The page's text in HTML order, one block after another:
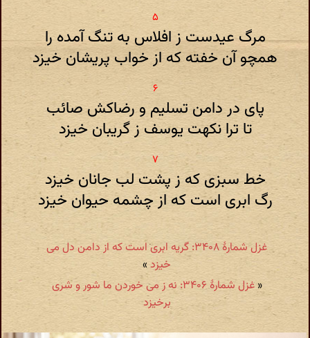
مرگ عیدست ز افلاس به تنگ آمده را
همچو آن خفته که از خواب پریشان خیزد
پای در دامن تسلیم و رضاکش صائب
تا ترا نکهت یوسف ز گریبان خیزد
خط سبزی که ز پشت لب جانان خیزد
رگ ابری است که از چشمه حیوان خیزد
غزل شمارهٔ ۳۴۰۸: گریه ابری است که از دامن دل می
خیزد»
«
غزل شمارهٔ ۳۴۰۶: نه ز می خوردن ما شور و شری
برخیزد